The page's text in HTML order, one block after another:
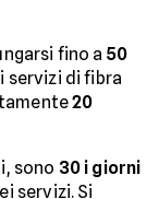
fino a 50
servizi di fibra
20
sono 30 i giorni
servizi. Si